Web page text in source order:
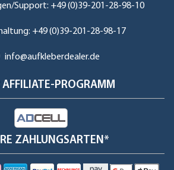
Support: +49 (0)39-201-28-98-10
+49 (0)39-201-28-98-17
info@aufkleberdealer.de
AFFILIATE-PROGRAMM
ZAHLUNGSARTEN*